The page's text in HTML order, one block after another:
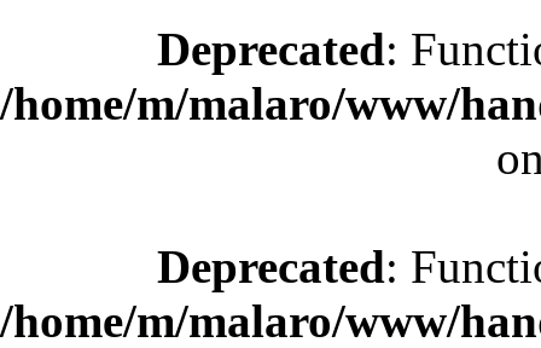
Deprecated:
/home/m/malaro/www/
Deprecated:
/home/m/malaro/www/